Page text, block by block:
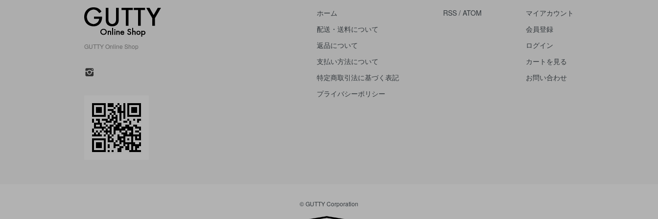
GUTTY Online Shop
ホーム
配送・送料について
返品について
支払い方法について
特定商取引法に基づく表記
プライバシーポリシー
RSS / ATOM
マイアカウント
会員登録
ログイン
カートを見る
お問い合わせ
© GUTTY Corporation